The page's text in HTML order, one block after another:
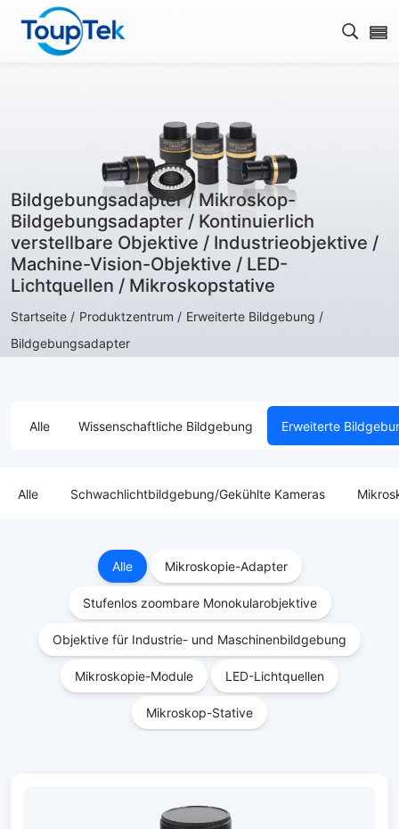
Open
Bildgebungsadapter / Mikroskop-
Bildgebungsadapter / Kontinuierlich
verstellbare Objektive / Industrieobjektive /
Machine-Vision-Objektive / LED-
Lichtquellen / Mikroskopstative
Startseite / Produktzentrum / Erweiterte Bildgebung /
Bildgebungsadapter
Alle Wissenschaftliche Bildgebung Erweiterte
Alle Schwachlichtbildgebung/Gekühlte Kameras
Alle Mikroskopie-Adapter
Stufenlos zoombare Monokularobjektive
Objektive für Industrie- und Maschinenbildgebung
Mikroskopie-Module LED-Lichtquellen
Mikroskop-Stative